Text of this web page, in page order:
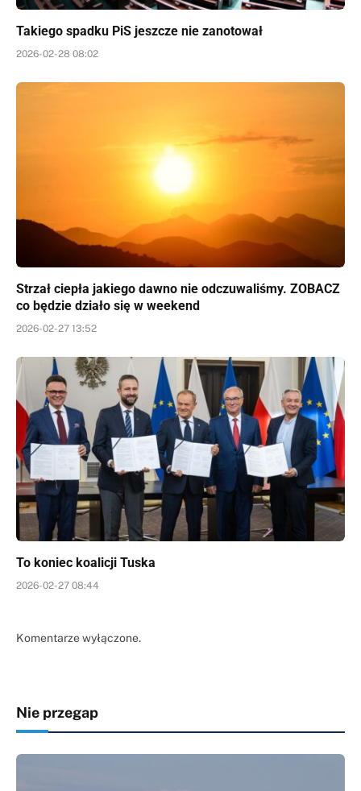
Takiego spadku PiS jeszcze nie zanotował
2026-02-28 08:02
Strzał ciepła jakiego dawno nie odczuwaliśmy. ZOBACZ
co będzie działo się w weekend
2026-02-27 13:52
To koniec koalicji Tuska
2026-02-27 08:44
Komentarze wyłączone.
Nie przegap